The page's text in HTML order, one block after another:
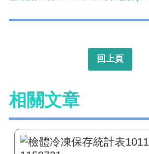
回上頁
相關文章